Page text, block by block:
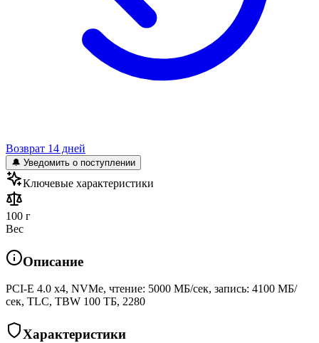
Возврат 14 дней
🔔 Уведомить о поступлении
Ключевые характеристики
100 г
Вес
Описание
PCI-E 4.0 x4, NVMe, чтение: 5000 МБ/сек, запись: 4100 МБ/
сек, TLC, TBW 100 ТБ, 2280
Характеристики